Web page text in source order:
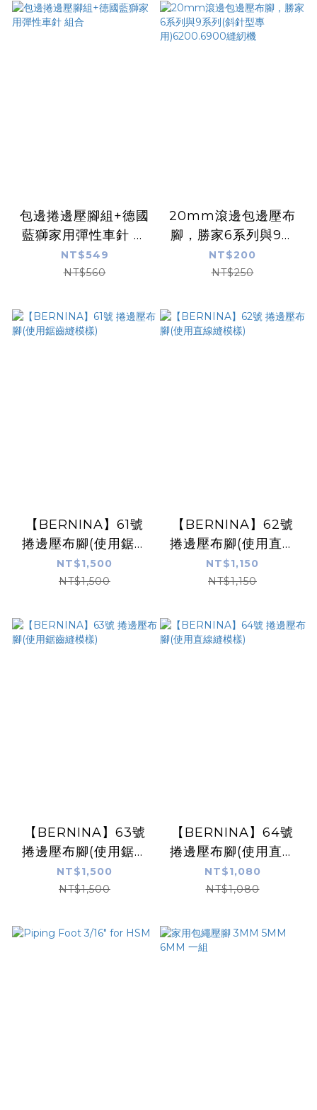
包邊捲邊壓腳組+德國
藍獅家用彈性車針 組
合
NT$549
NT$560
20mm滾邊包邊壓布
腳，勝家6系列與9系
列(斜針型專
用)6200.6900縫紉機
NT$200
NT$250
【BERNINA】61號
捲邊壓布腳(使用鋸齒
縫模樣)
NT$1,500
NT$1,500
【BERNINA】62號
捲邊壓布腳(使用直線
縫模樣)
NT$1,150
NT$1,150
【BERNINA】63號
捲邊壓布腳(使用鋸齒
縫模樣)
NT$1,500
NT$1,500
【BERNINA】64號
捲邊壓布腳(使用直線
縫模樣)
NT$1,080
NT$1,080